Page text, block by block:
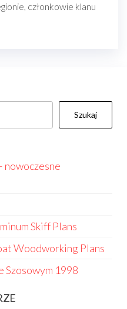
członkowie klanu
Szukaj
nowoczesne
Skiff Plans
Woodworking Plans
Szosowym 1998